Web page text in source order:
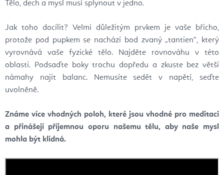
Tělo, dech a mysl musí splynout v jedno.
Jak toho docílit? Velmi důležitým prvkem je vaše břicho,
protože pod pupkem se nachází bod zvaný „tantien“, který
vyrovnává vaše fyzické tělo. Najděte rovnováhu v této
oblasti. Podsaďte boky trochu dopředu a zkuste bez větší
námahy najít balanc. Nemusíte sedět v napětí, seďte
uvolněně.
Známe více vhodných poloh, které jsou vhodné pro meditaci
a přinášejí příjemnou oporu našemu tělu, aby naše mysl
mohla být klidná.